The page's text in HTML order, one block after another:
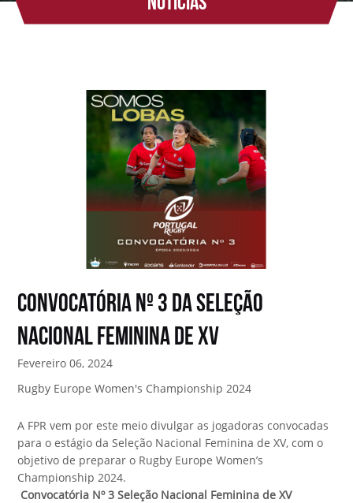
Convocatória Nº 3 da Seleção
Nacional Feminina de XV
Fevereiro 06, 2024
Rugby Europe Women's Championship 2024
A FPR vem por este meio divulgar as jogadoras convocadas
para o estágio da Seleção Nacional Feminina de XV, com o
objetivo de preparar o Rugby Europe Women’s
Championship 2024.
Convocatória Nº 3 Seleção Nacional Feminina de XV